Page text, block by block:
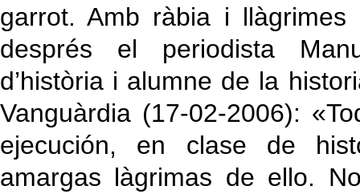
garrot. Amb ràbia i
després el periodista
d’història i alumne de la
Vanguàrdia (17-02-2006):
ejecución, en clase de
amargas làgrimas de ello.